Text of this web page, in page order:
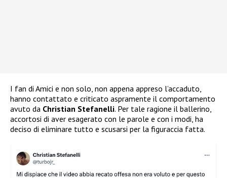
I fan di Amici e non solo, non appena appreso l’accaduto,
hanno contattato e criticato aspramente il comportamento
avuto da Christian Stefanelli. Per tale ragione il ballerino,
accortosi di aver esagerato con le parole e con i modi, ha
deciso di eliminare tutto e scusarsi per la figuraccia fatta.